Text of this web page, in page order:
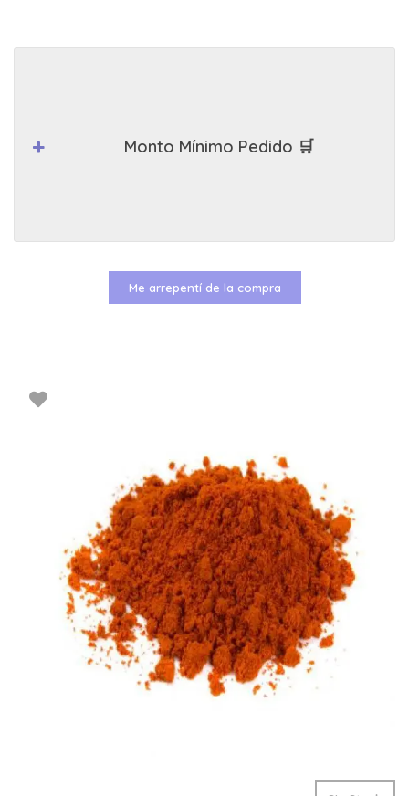
Monto Mínimo Pedido 🛒
Me arrepentí de la compra